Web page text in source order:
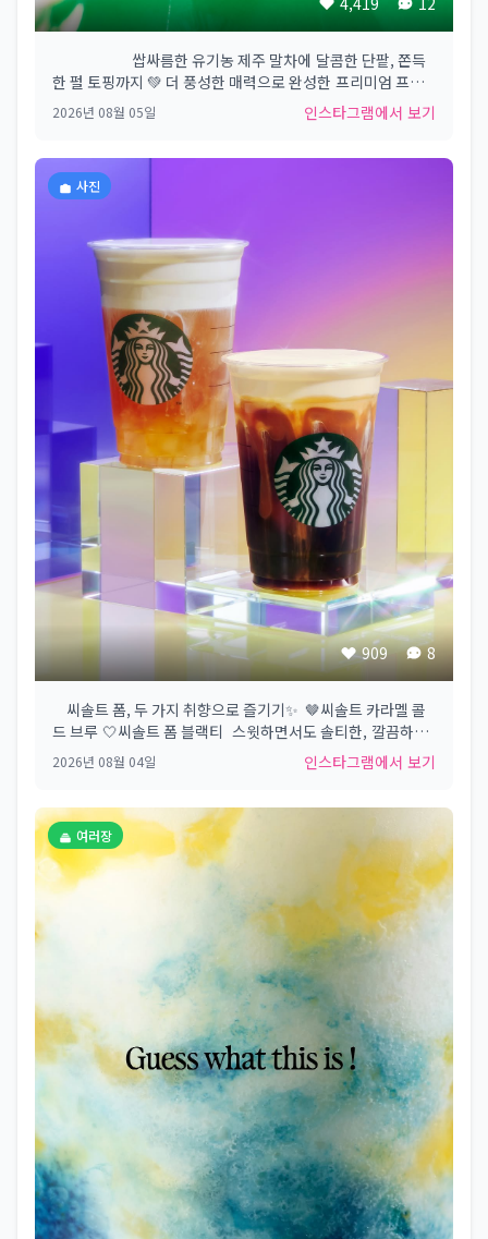
​⠀⠀⠀⠀⠀⠀⠀ 쌉싸름한 유기농 제주 말차에​ 달콤한 단팥, 쫀득
한 펄 토핑까지 💚​ 더 풍성한 매력으로 완성한​ 프리미엄 프라
푸치노,​ 레드빈 말차 코코 프라푸치노🫘​ 한 잔으로 시원하게
즐기는​ 스타벅스의 여름 디저트🎶​ ​ #Starbucks
2026년 08월 05일 인스타그램에서 보기
사진
909 8
⠀ 씨솔트 폼, 두 가지 취향으로 즐기기✨​ ​ 🤎씨솔트 카라멜 콜
드 브루​ 🤍씨솔트 폼 블랙티​ ​ 스윗하면서도 솔티한,​ 깔끔하면
서도 부드러운!​ ​ 부드럽고 짭짤한 씨솔트 폼을 더해​ 각기 다른
매력을 즐겨보세요​ ​ #Starbucks #StarbucksKorea #스타
2026년 08월 04일 인스타그램에서 보기
여러장